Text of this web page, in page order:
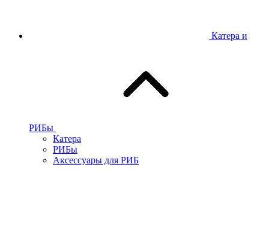
Катера и
РИБы
Катера
РИБы
Аксессуары для РИБ